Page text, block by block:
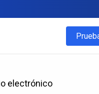
electrónico